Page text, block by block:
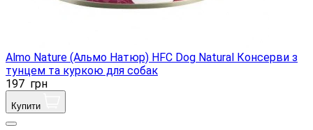
Almo Nature (Альмо Натюр) HFC Dog Natural Консерви з
тунцем та куркою для собак
197 грн
Купити